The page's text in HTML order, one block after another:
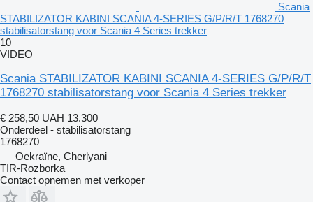
Scania
STABILIZATOR KABINI SCANIA 4-SERIES G/P/R/T 1768270
stabilisatorstang voor Scania 4 Series trekker
10
VIDEO
Scania STABILIZATOR KABINI SCANIA 4-SERIES G/P/R/T
1768270 stabilisatorstang voor Scania 4 Series trekker
€ 258,50 UAH 13.300
Onderdeel - stabilisatorstang
1768270
Oekraïne, Cherlyani
TIR-Rozborka
Contact opnemen met verkoper